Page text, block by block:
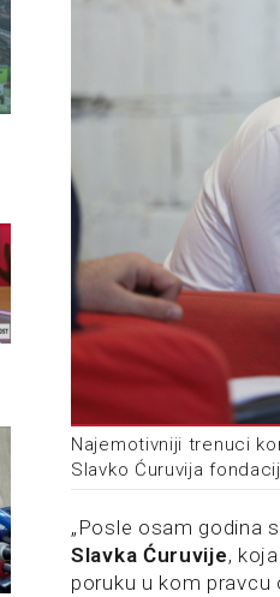
Najemotivniji trenuci
Slavko Ćuruvija
„Posle osam godina
Slavka Ćuruvije,
poruku u kom